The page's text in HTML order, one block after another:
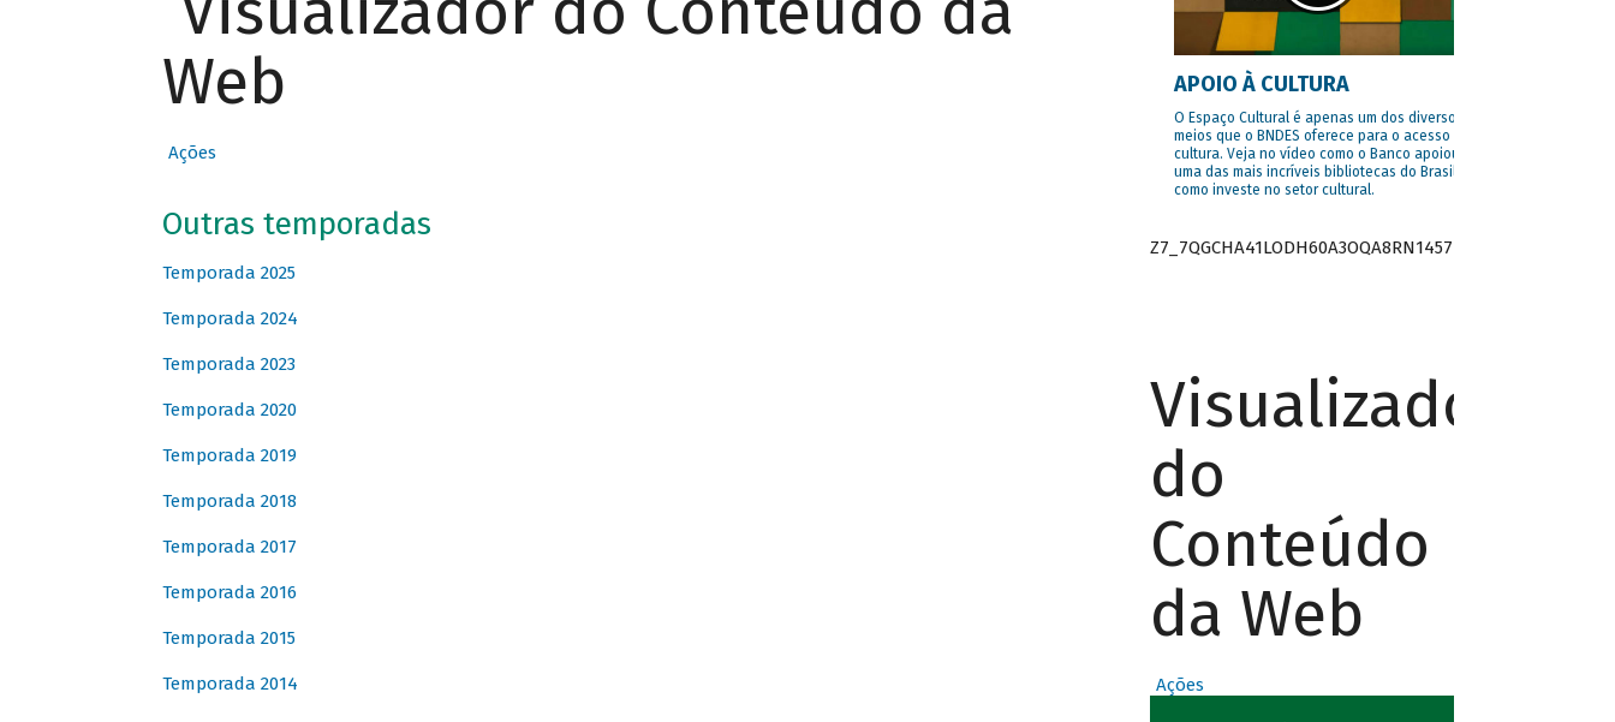
Web
Ações
Outras temporadas
Temporada 2025
Temporada 2024
Temporada 2023
Temporada 2020
Temporada 2019
Temporada 2018
Temporada 2017
Temporada 2016
Temporada 2015
Temporada 2014
APOIO À CULTURA
O Espaço Cultural é apenas um dos diversos
meios que o BNDES oferece para o acesso à
cultura. Veja no vídeo como o Banco apoiou
uma das mais incríveis bibliotecas do Brasil e
como investe no setor cultural.
Z7_7QGCHA41LODH60A3OQA8RN1457
Visualizador
do
Conteúdo
da Web
Ações